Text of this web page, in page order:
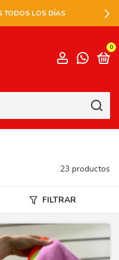
0
23 productos
FILTRAR